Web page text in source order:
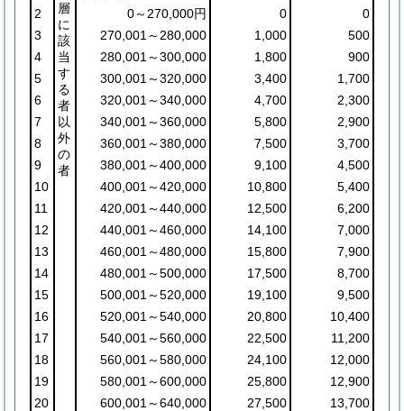
層
に
該
当
す
る
者
以
外
の
者
2
0～270,000円 0
0
3
270,001～280,000 1,000
500
4
280,001～300,000 1,800
900
5
300,001～320,000 3,400
1,700
6
320,001～340,000 4,700
2,300
7
340,001～360,000 5,800
2,900
8
360,001～380,000 7,500
3,700
9
380,001～400,000 9,100
4,500
10
400,001～420,000 10,800
5,400
11
420,001～440,000 12,500
6,200
12
440,001～460,000 14,100
7,000
13
460,001～480,000 15,800
7,900
14
480,001～500,000 17,500
8,700
15
500,001～520,000 19,100
9,500
16
520,001～540,000 20,800
10,400
17
540,001～560,000 22,500
11,200
18
560,001～580,000 24,100
12,000
19
580,001～600,000 25,800
12,900
20
600,001～640,000 27,500
13,700